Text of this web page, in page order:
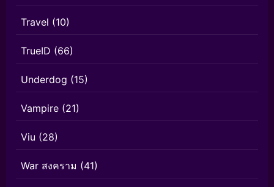
Travel (10)
TrueID (66)
Underdog (15)
Vampire (21)
Viu (28)
War สงคราม (41)